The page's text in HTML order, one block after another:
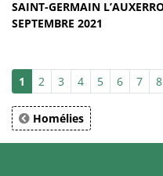
SAINT-GERMAIN
SEPTEMBRE 2021
1 2 3 4 5 6 7 8
Homélies